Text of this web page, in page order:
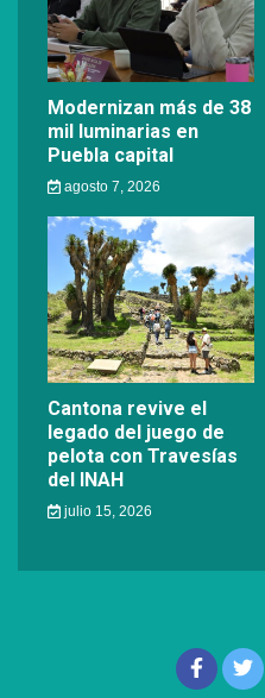
Modernizan más de 38
mil luminarias en
Puebla capital
agosto 7, 2026
Cantona revive el
legado del juego de
pelota con Travesías
del INAH
julio 15, 2026